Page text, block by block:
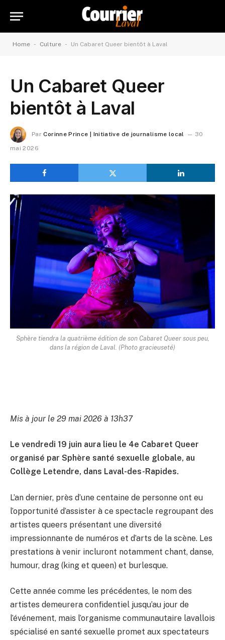
Home - Culture - Un Cabaret Queer bientôt à Laval
Un Cabaret Queer
bientôt à Laval
Par Corinne Prince | Initiative de journalisme local
30
mai 2026
Sphère tiendra la quatrième édition de son Cabaret Queer sous peu,
dans la région de Laval. (Photo gracieuseté)
Mis à jour le 29 mai 2026 à 13h37
Le vendredi 19 juin aura lieu le 4e Cabaret Queer
organisé par Sphère santé sexuelle globale, au
Collège Letendre, dans Laval-des-Rapides.
L’an dernier, près d’une centaine de personne ont eu
l’opportunité d’assister à ce spectacle regroupant des
artistes queers présentant une diversité
impressionnante de numéros et d’arts de la scène. Les
prestations à venir incluront notamment chant, danse,
humour, drag (king et queen) et burlesque.
Cette année comme les précédentes, le nom des
artistes demeurera confidentiel jusqu’au jour de
l’événement, mais l’organisme communautaire lavallois
spécialisé en santé sexuelle promet aux spectateurs